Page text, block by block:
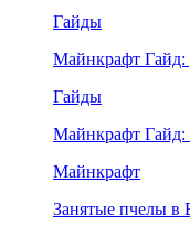
Гайды
Майнкрафт
Гайды
Майнкрафт Гайд:
Майнкрафт
Занятые пчелы в